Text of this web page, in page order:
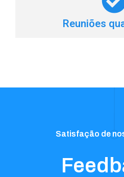
Reuniões
Satisfação de